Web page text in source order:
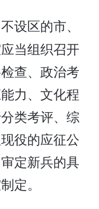
设区的市、
当组织召开
查、政治考
力、文化程
类考评、综
役的应征公
定新兵的具
定。